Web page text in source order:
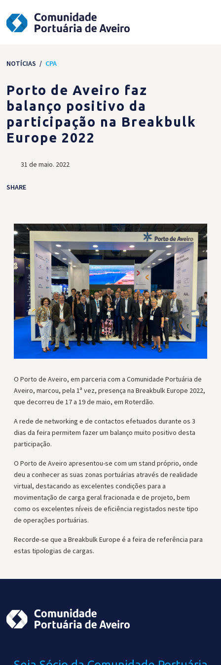
NOTÍCIAS / CPA
Porto de Aveiro faz
balanço positivo da
participação na Breakbulk
Europe 2022
31 de maio. 2022
SHARE
O Porto de Aveiro, em parceria com a Comunidade Portuária de
Aveiro, marcou, pela 1ª vez, presença na Breakbulk Europe 2022,
que decorreu de 17 a 19 de maio, em Roterdão.
A rede de networking e de contactos efetuados durante os 3
dias da feira permitem fazer um balanço muito positivo desta
participação.
O Porto de Aveiro apresentou-se com um stand próprio, onde
deu a conhecer as suas zonas portuárias através de realidade
virtual, destacando as excelentes condições para a
movimentação de carga geral fracionada e de projeto, bem
como os excelentes níveis de eficiência registados neste tipo
de operações portuárias.
Recorde-se que a Breakbulk Europe é a feira de referência para
estas tipologias de cargas.